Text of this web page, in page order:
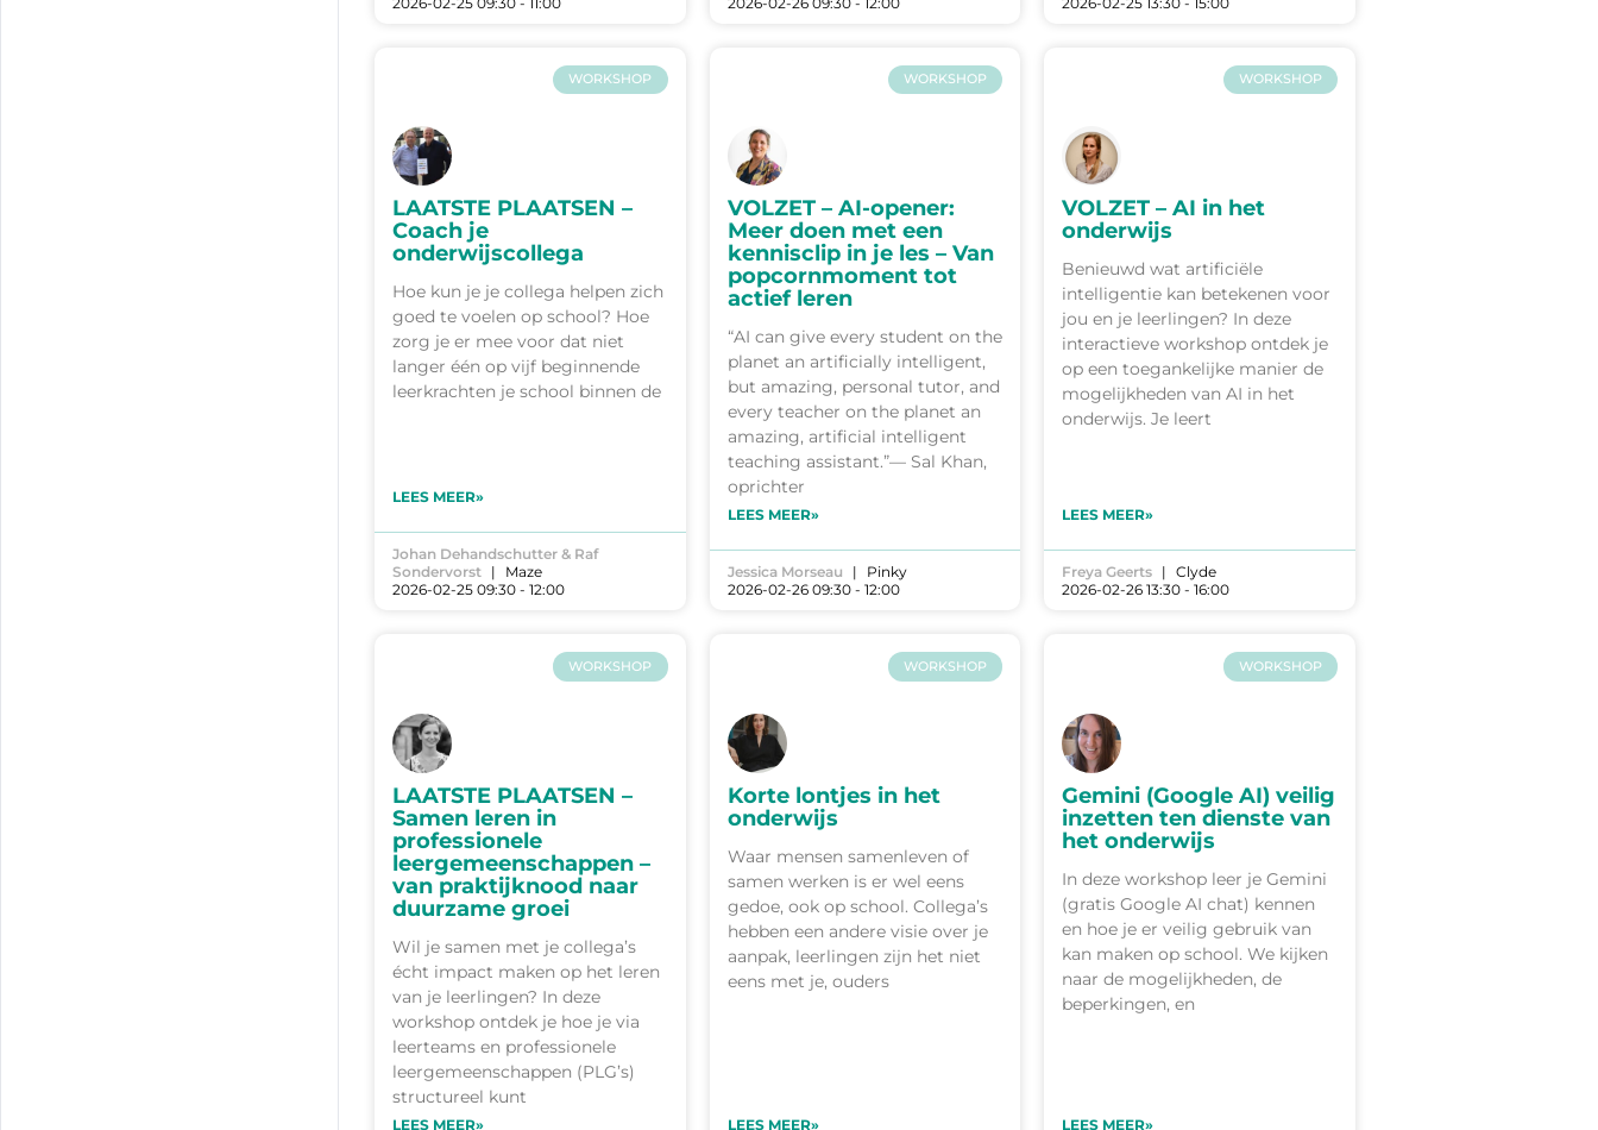
WORKSHOP
LAATSTE PLAATSEN –
Coach je
onderwijscollega
Hoe kun je je collega helpen zich
goed te voelen op school? Hoe
zorg je er mee voor dat niet
langer één op vijf beginnende
leerkrachten je school binnen de
LEES MEER»
Johan Dehandschutter & Raf
Sondervorst
Maze
2026-02-25 09:30 - 12:00
WORKSHOP
VOLZET – AI-opener:
Meer doen met een
kennisclip in je les – Van
popcornmoment tot
actief leren
“AI can give every student on the
planet an artificially intelligent,
but amazing, personal tutor, and
every teacher on the planet an
amazing, artificial intelligent
teaching assistant.”— Sal Khan,
oprichter
LEES MEER»
Jessica Morseau
Pinky
2026-02-26 09:30 - 12:00
WORKSHOP
VOLZET – AI in het
onderwijs
Benieuwd wat artificiële
intelligentie kan betekenen voor
jou en je leerlingen? In deze
interactieve workshop ontdek je
op een toegankelijke manier de
mogelijkheden van AI in het
onderwijs. Je leert
LEES MEER»
Freya Geerts
Clyde
2026-02-26 13:30 - 16:00
WORKSHOP
LAATSTE PLAATSEN –
Samen leren in
professionele
leergemeenschappen –
van praktijknood naar
duurzame groei
Wil je samen met je collega’s
écht impact maken op het leren
van je leerlingen? In deze
workshop ontdek je hoe je via
leerteams en professionele
leergemeenschappen (PLG’s)
structureel kunt
LEES MEER»
WORKSHOP
Korte lontjes in het
onderwijs
Waar mensen samenleven of
samen werken is er wel eens
gedoe, ook op school. Collega’s
hebben een andere visie over je
aanpak, leerlingen zijn het niet
eens met je, ouders
LEES MEER»
WORKSHOP
Gemini (Google AI) veilig
inzetten ten dienste van
het onderwijs
In deze workshop leer je Gemini
(gratis Google AI chat) kennen
en hoe je er veilig gebruik van
kan maken op school. We kijken
naar de mogelijkheden, de
beperkingen, en
LEES MEER»